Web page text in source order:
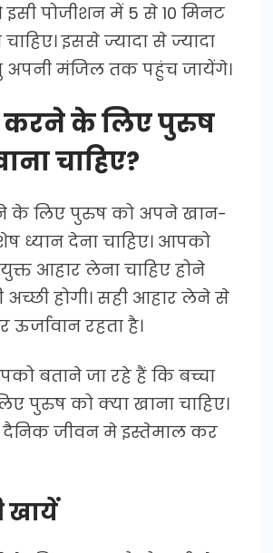
पोजीशन में 5 से 10 मिनट
इससे ज्यादा से ज्यादा
अपनी मंजिल तक पहुंच जायेंगे।
करने के लिए पुरुष
चाहिए?
के लिए पुरुष को अपने खान-
ध्यान देना चाहिए। आपको
आहार लेना चाहिए होने
अच्छी होगी। सही आहार लेने से
रहता है।
बताने जा रहे हैं कि बच्चा
पुरुष को क्या खाना चाहिए।
जीवन मे इस्तेमाल कर
खायें